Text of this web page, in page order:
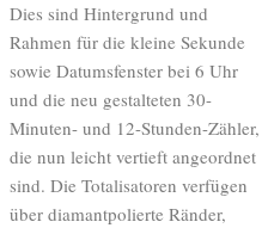
Dies sind Hintergrund und
Rahmen für die kleine Sekunde
sowie Datumsfenster bei 6 Uhr
und die neu gestalteten 30-
Minuten- und 12-Stunden-Zähler,
die nun leicht vertieft angeordnet
sind. Die Totalisatoren verfügen
über diamantpolierte Ränder,